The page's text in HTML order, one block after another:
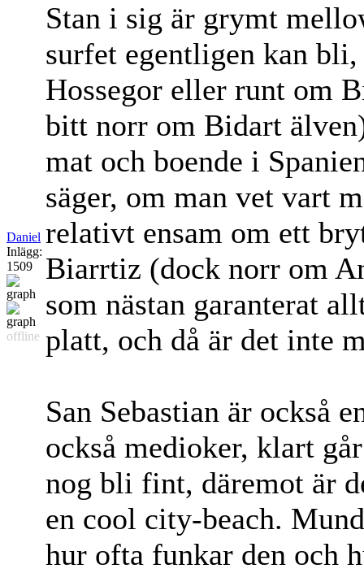
Daniel
Inlägg:
1509
offline
Stan i sig är grymt
surfet egentligen kan
Hossegor eller runt om
bitt norr om Bidart
mat och boende i
säger, om man vet vart
relativt ensam om ett
Biarrtiz (dock norr om
som nästan garanterat
platt, och då är det inte
San Sebastian är också
också medioker, klart
nog bli fint, däremot är
en cool city-beach.
hur ofta funkar den och